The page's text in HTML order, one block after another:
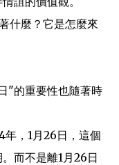
什麼？它是怎麼來
"的重要性也隨著時
年，1月26日，這個
而不是離1月26日